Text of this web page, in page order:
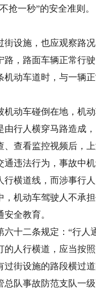
抢一秒”的安全准则。
设施，也应观察路况
路面车辆正常行驶
机动车道时，与一辆
车碰倒在地，机动
行人横穿马路造成
看监控视频后，上
通违法行为，事故中
行横道线，而涉事行
，机动车驾驶人不承
全教育。
二条规定：“行人
的人行横道，应当按
过街设施的路段横过
事故防范支队一级